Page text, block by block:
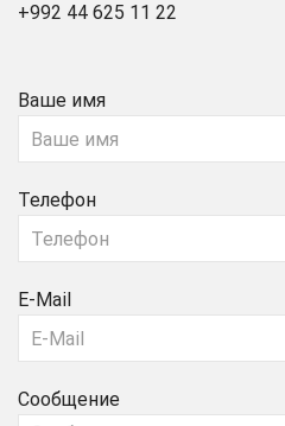
+992 44 625 11 22
Ваше имя
Телефон
E-Mail
Сообщение